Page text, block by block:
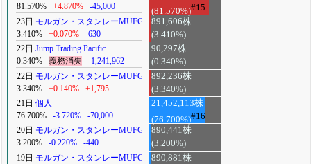
81.570%
+4.870% -45,000
(81.570%)#15
23日 モルガン・スタンレーMUFG
3.410%
+0.070% -630
891,606株
(3.410%)
22日 Jump Trading Pacific
0.340%
義務消失 -1,241,962
90,297株
(0.340%)
22日 モルガン・スタンレーMUFG
3.340%
+0.140% +1,795
892,236株
(3.340%)
21日 個人
76.700%
-3.720% -70,000
21,452,113株
(76.700%)#16
20日 モルガン・スタンレーMUFG
3.200%
-0.220% -440
890,441株
(3.200%)
19日 モルガン・スタンレーMUFG
890,881株